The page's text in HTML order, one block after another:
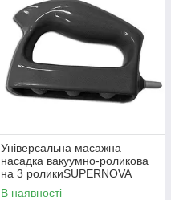
Універсальна масажна
насадка вакуумно-роликова
на 3 роликиSUPERNOVA
(спіраль Архімеда) для тіла
В наявності